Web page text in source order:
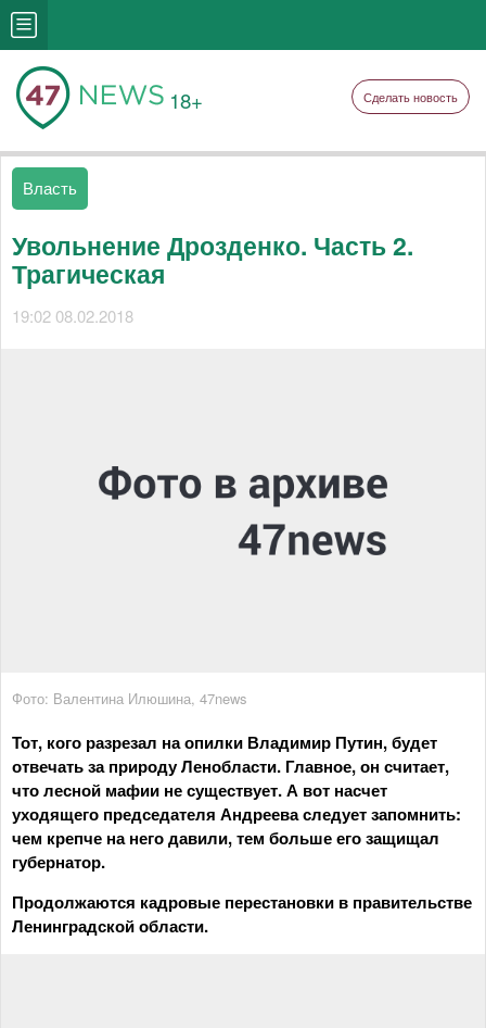
18+ Сделать новость
Власть
Увольнение Дрозденко. Часть 2.
Трагическая
19:02 08.02.2018
Фото: Валентина Илюшина, 47news
Тот, кого разрезал на опилки Владимир Путин, будет
отвечать за природу Ленобласти. Главное, он считает,
что лесной мафии не существует. А вот насчет
уходящего председателя Андреева следует запомнить:
чем крепче на него давили, тем больше его защищал
губернатор.
Продолжаются кадровые перестановки в правительстве
Ленинградской области.